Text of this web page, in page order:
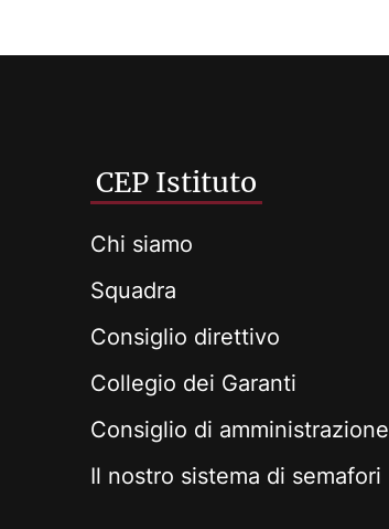
CEP Istituto
Chi siamo
Squadra
Consiglio direttivo
Collegio dei Garanti
Consiglio di amministrazione
Il nostro sistema di semafori